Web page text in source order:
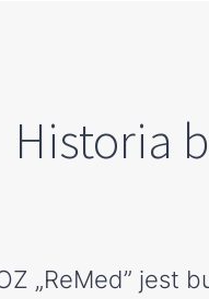
Historia
„ReMed” jest